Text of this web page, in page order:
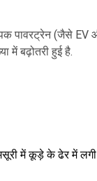
पावरट्रेन (जैसे EV
में बढ़ोतरी हुई है.
में कूड़े के ढेर में